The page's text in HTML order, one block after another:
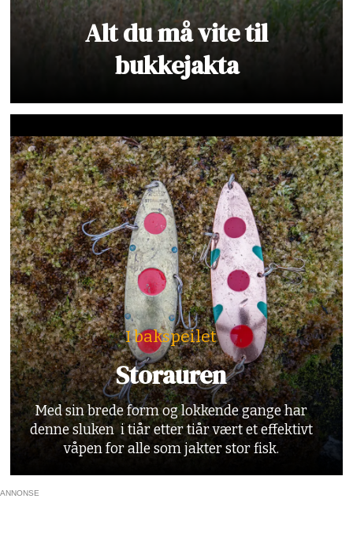
Alt du må vite til
bukkejakta
I bakspeilet
Storauren
Med sin brede form og lokkende gange har
denne sluken i tiår etter tiår vært et effektivt
våpen for alle som jakter stor fisk.
ANNONSE